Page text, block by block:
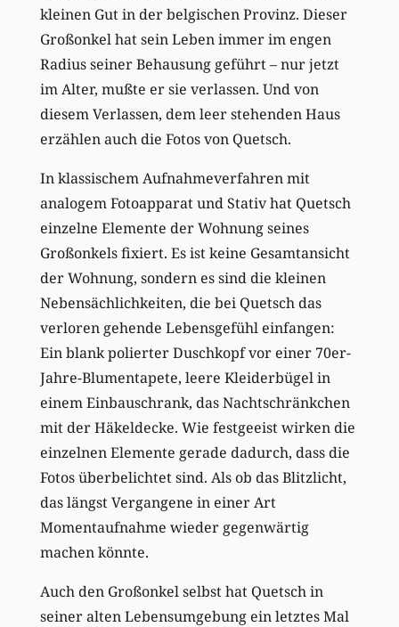
kleinen Gut in der belgischen Provinz. Dieser
Großonkel hat sein Leben immer im engen
Radius seiner Behausung geführt – nur jetzt
im Alter, mußte er sie verlassen. Und von
diesem Verlassen, dem leer stehenden Haus
erzählen auch die Fotos von Quetsch.
In klassischem Aufnahmeverfahren mit
analogem Fotoapparat und Stativ hat Quetsch
einzelne Elemente der Wohnung seines
Großonkels fixiert. Es ist keine Gesamtansicht
der Wohnung, sondern es sind die kleinen
Nebensächlichkeiten, die bei Quetsch das
verloren gehende Lebensgefühl einfangen:
Ein blank polierter Duschkopf vor einer 70er-
Jahre-Blumentapete, leere Kleiderbügel in
einem Einbauschrank, das Nachtschränkchen
mit der Häkeldecke. Wie festgeeist wirken die
einzelnen Elemente gerade dadurch, dass die
Fotos überbelichtet sind. Als ob das Blitzlicht,
das längst Vergangene in einer Art
Momentaufnahme wieder gegenwärtig
machen könnte.
Auch den Großonkel selbst hat Quetsch in
seiner alten Lebensumgebung ein letztes Mal